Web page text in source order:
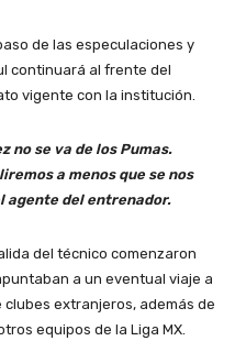
de las especulaciones y
continuará al frente del
vigente con la institución.
no se va de los Pumas.
a menos que se nos
agente del entrenador.
del técnico comenzaron
a un eventual viaje a
extranjeros, además de
equipos de la Liga MX.